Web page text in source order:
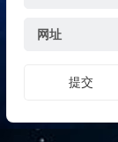
网址
提交